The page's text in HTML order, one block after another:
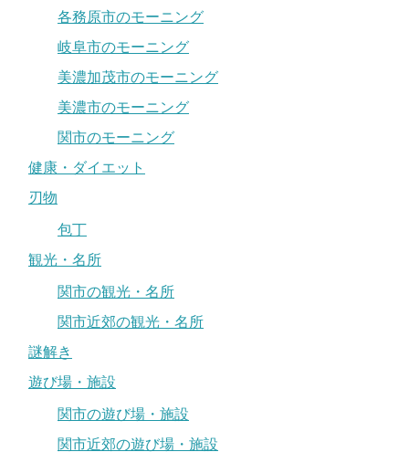
各務原市のモーニング
岐阜市のモーニング
美濃加茂市のモーニング
美濃市のモーニング
関市のモーニング
健康・ダイエット
刃物
包丁
観光・名所
関市の観光・名所
関市近郊の観光・名所
謎解き
遊び場・施設
関市の遊び場・施設
関市近郊の遊び場・施設